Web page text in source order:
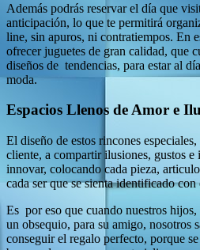
Además podrás reservar el día que
anticipación, lo que te permitirá
line, sin apuros, ni contratiempos. En
ofrecer juguetes de gran calidad, que
diseños de tendencias, para estar al
moda.
Espacios Llenos de Amor e
El diseño de estos rincones
cliente, a compartir ilusiones, gustos e
innovar, colocando cada pieza,
cada ser que se sienta identificado con
Es por eso que cuando nuestros
un obsequio, para su amigo, nosotros
conseguir el regalo perfecto, porque